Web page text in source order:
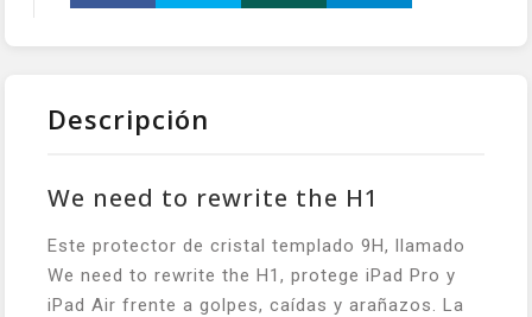
Descripción
We need to rewrite the H1
Este protector de cristal templado 9H, llamado
We need to rewrite the H1, protege iPad Pro y
iPad Air frente a golpes, caídas y arañazos. La